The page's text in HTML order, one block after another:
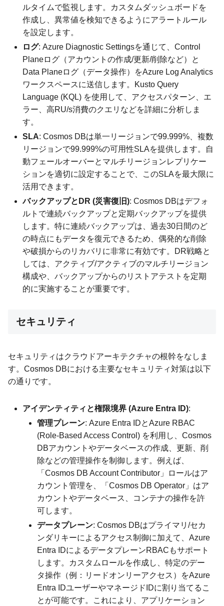
ルタイムで監視します。カスタムダッシュボードを
作成し、異常値を検知できるようにアラートルール
を設定します。
ログ: Azure Diagnostic Settingsを通じて、Control
Planeログ（アカウントの作成/更新/削除など）と
Data Planeログ（データ操作）をAzure Log Analytics
ワークスペースに送信します。Kusto Query
Language (KQL) を使用して、アクセスパターン、エ
ラー、高RU/s消費のクエリなどを詳細に分析しま
す。
SLA: Cosmos DBは単一リージョンで99.999%、複数
リージョンで99.999%の可用性SLAを提供します。自
動フェールオーバーとマルチリージョンレプリケー
ションを適切に設定することで、このSLAを最大限に
活用できます。
バックアップとDR (災害復旧): Cosmos DBはデフォ
ルトで連続バックアップと定期バックアップを提供
します。特に連続バックアップは、過去30日間のど
の時点にもデータを復元できるため、偶発的な削除
や破損からのリカバリに非常に有効です。DR戦略と
しては、アクティブ/アクティブのマルチリージョン
構成や、バックアップからのリストアテストを定期
的に実施することが重要です。
セキュリティ
セキュリティはクラウドアーキテクチャの根幹をなしま
す。Cosmos DBにおける主要なセキュリティ対策は以下
の通りです。
アイデンティティと権限境界 (Azure Entra ID):
管理プレーン: Azure Entra IDとAzure RBAC
(Role-Based Access Control) を利用し、Cosmos
DBアカウントやデータベースの作成、更新、削
除などの管理操作を制御します。例えば、
「Cosmos DB Account Contributor」ロールはア
カウント管理を、「Cosmos DB Operator」はア
カウントやデータベース、コンテナの操作を許
可します。
データプレーン: Cosmos DBはプライマリ/セカ
ンダリキーによるアクセス制御に加えて、Azure
Entra IDによるデータプレーンRBACもサポート
します。カスタムロールを作成し、特定のデー
タ操作（例：リードオンリーアクセス）をAzure
Entra IDユーザーやマネージドIDに割り当てるこ
とが可能です。これにより、アプリケーション